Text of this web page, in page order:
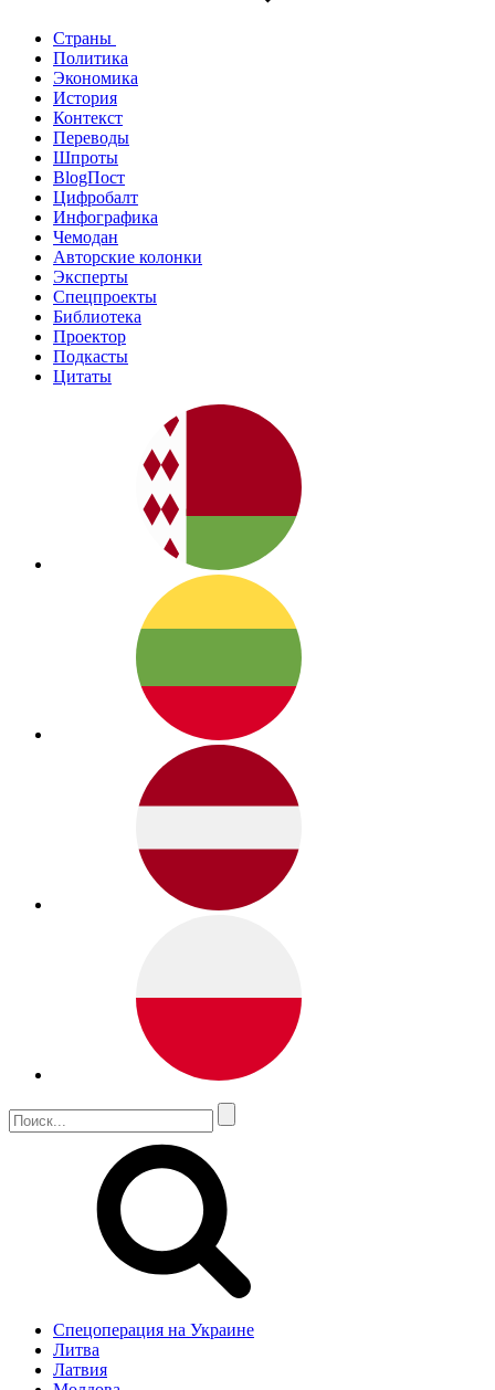
Страны
Политика
Экономика
История
Контекст
Переводы
Шпроты
BlogПост
Цифробалт
Инфографика
Чемодан
Авторские колонки
Эксперты
Спецпроекты
Библиотека
Проектор
Подкасты
Цитаты
Спецоперация на Украине
Литва
Латвия